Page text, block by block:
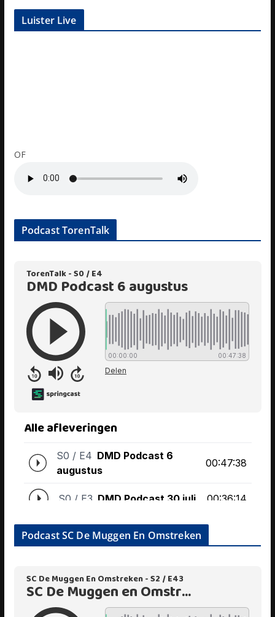
Luister Live
OF
Podcast TorenTalk
Podcast SC De Muggen En Omstreken